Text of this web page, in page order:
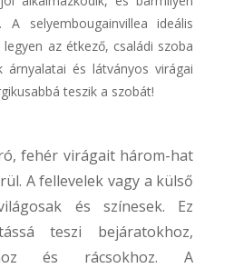
A selyembougainvillea ideális
az étkező, családi szoba
árnyalatai és látványos virágai
teszik a szobát!
fehér virágait három-hat
A fellevelek vagy a külső
és színesek. Ez
teszi bejáratokhoz,
és rácsokhoz. A